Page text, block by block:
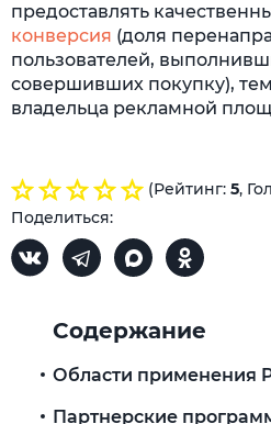
предоставлять
конверсия (доля
пользователей,
совершивших покупку),
владельца рекламной
(Рейтинг: 5,
Поделиться:
Содержание
Области применения
Партнерские